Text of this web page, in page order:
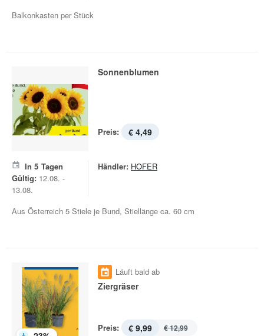
Balkonkasten per Stück
Sonnenblumen
Preis: € 4,49
In 5 Tagen
Gültig: 12.08. -
13.08.
Händler: HOFER
Aus Österreich 5 Stiele je Bund, Stiellänge ca. 60 cm
Läuft bald ab
Ziergräser
Preis: € 9,99 € 12,99